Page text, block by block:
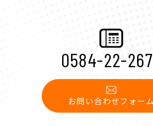
0584-22-
お問い合わせフォーム